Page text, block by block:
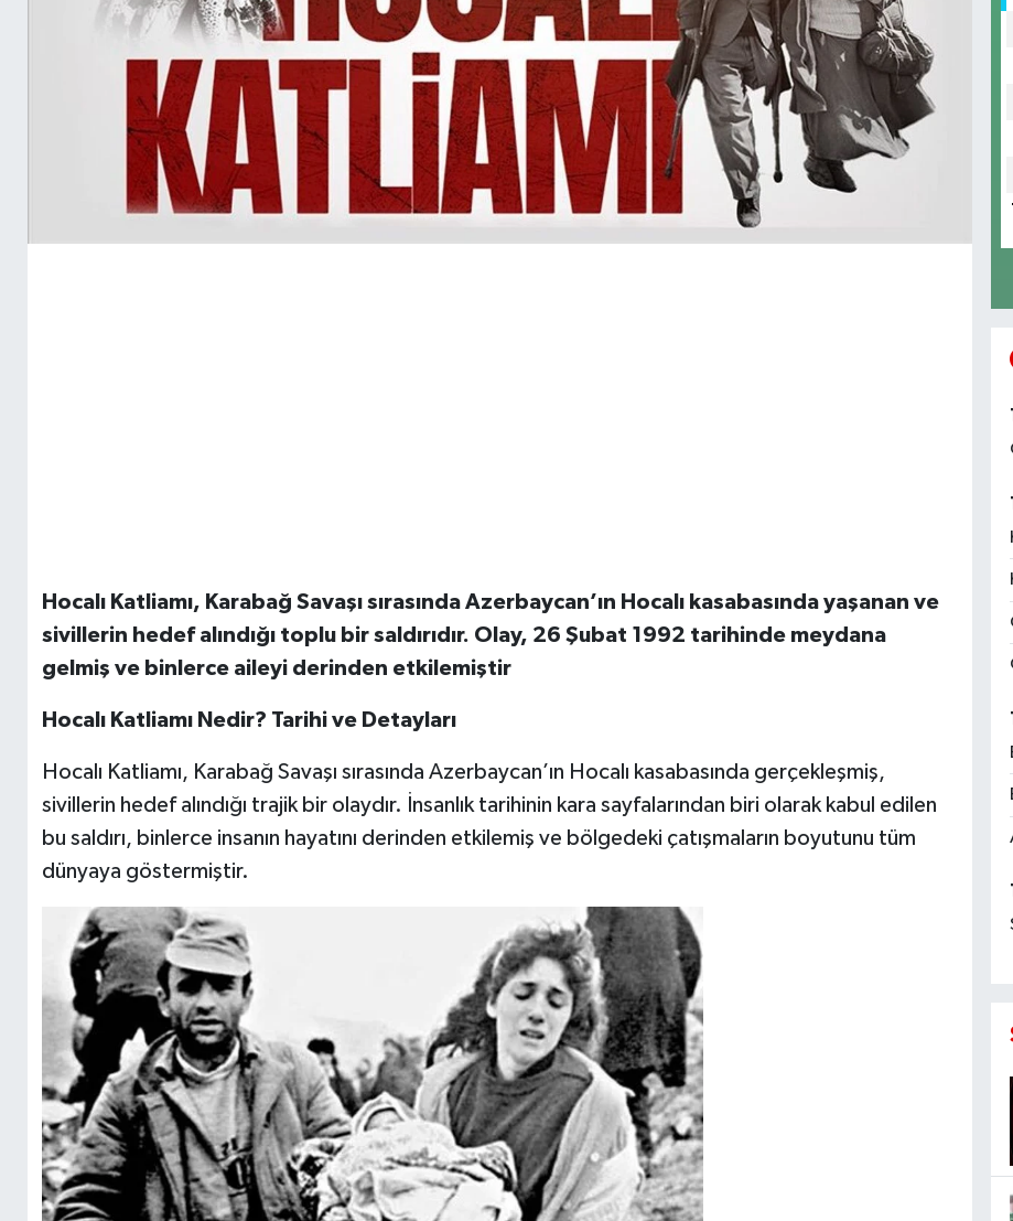
Hocalı Katliamı, Karabağ Savaşı sırasında Azerbaycan’ın Hocalı kasabasında yaşanan ve
sivillerin hedef alındığı toplu bir saldırıdır. Olay, 26 Şubat 1992 tarihinde meydana
gelmiş ve binlerce aileyi derinden etkilemiştir
Hocalı Katliamı Nedir? Tarihi ve Detayları
Hocalı Katliamı, Karabağ Savaşı sırasında Azerbaycan’ın Hocalı kasabasında gerçekleşmiş,
sivillerin hedef alındığı trajik bir olaydır. İnsanlık tarihinin kara sayfalarından biri olarak kabul edilen
bu saldırı, binlerce insanın hayatını derinden etkilemiş ve bölgedeki çatışmaların boyutunu tüm
dünyaya göstermiştir.